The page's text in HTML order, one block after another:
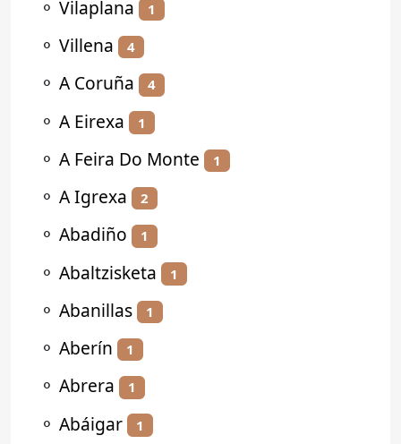
⚬ Vilaplana 1
⚬ Villena 4
⚬ A Coruña 4
⚬ A Eirexa 1
⚬ A Feira Do Monte 1
⚬ A Igrexa 2
⚬ Abadiño 1
⚬ Abaltzisketa 1
⚬ Abanillas 1
⚬ Aberín 1
⚬ Abrera 1
⚬ Abáigar 1